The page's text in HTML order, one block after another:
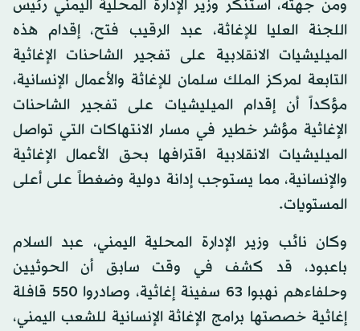
ومن جهته، استنكر وزير الإدارة المحلية اليمني رئيس
اللجنة العليا للإغاثة، عبد الرقيب فتح، إقدام هذه
الميليشيات الانقلابية على تفجير الشاحنات الإغاثية
التابعة لمركز الملك سلمان للإغاثة والأعمال الإنسانية،
مؤكداً أن إقدام الميليشيات على تفجير الشاحنات
الإغاثية مؤشر خطير في مسار الانتهاكات التي تواصل
الميليشيات الانقلابية اقترافها بحق الأعمال الإغاثية
‏والإنسانية، مما يستوجب إدانة دولية وضغطاً على أعلى
المستويات.
وكان نائب وزير الإدارة المحلية اليمني، عبد السلام
باعبود، قد كشف في وقت سابق أن الحوثيين
وحلفاءهم نهبوا 63 سفينة إغاثية، وصادروا 550 قافلة
إغاثية خصصتها برامج الإغاثة الإنسانية للشعب اليمني،